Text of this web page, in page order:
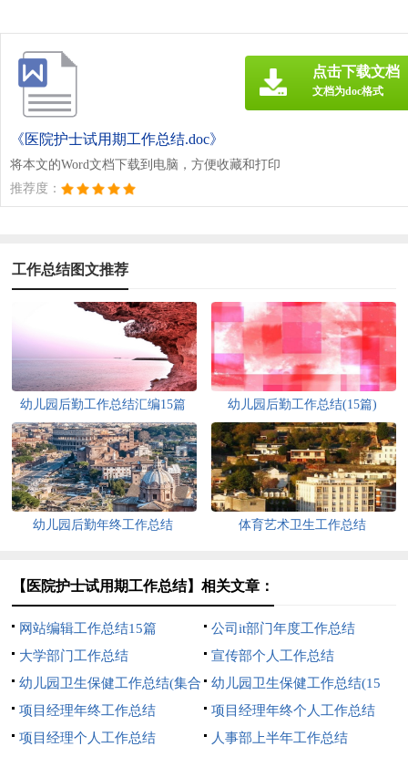
《医院护士试用期工作总结.doc》
将本文的Word文档下载到电脑，方便收藏和打印
推荐度：
点击下载文档
文档为doc格式
工作总结图文推荐
幼儿园后勤工作总结汇编15篇 幼儿园后勤工作总结(15篇)
幼儿园后勤年终工作总结 体育艺术卫生工作总结
【医院护士试用期工作总结】相关文章：
网站编辑工作总结15篇
公司it部门年度工作总结
大学部门工作总结
宣传部个人工作总结
幼儿园卫生保健工作总结(集合
15篇)
幼儿园卫生保健工作总结(15
篇)
项目经理年终工作总结
项目经理年终个人工作总结
项目经理个人工作总结
人事部上半年工作总结